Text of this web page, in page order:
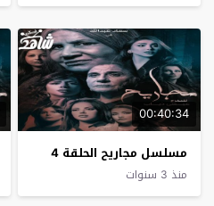
00:40:34
مسلسل مجاريح الحلقة 4
منذ 3 سنوات